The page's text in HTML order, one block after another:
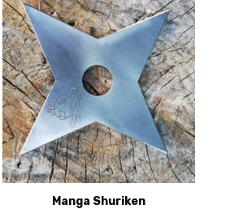
25,00 €
à
70,00 €
Manga Shuriken